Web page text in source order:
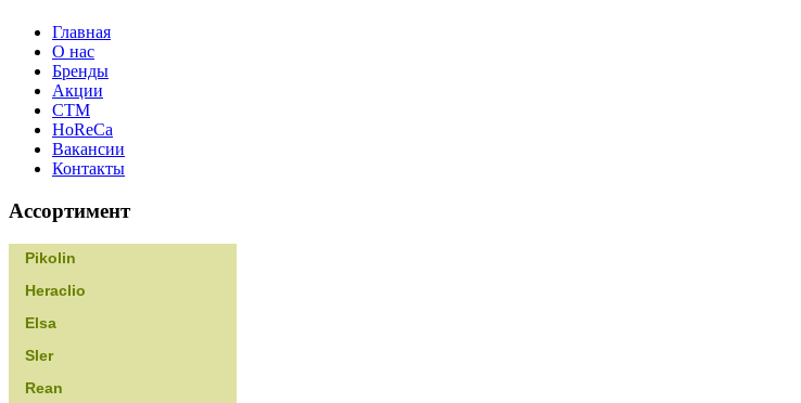
Главная
О нас
Бренды
Акции
CТМ
HoReCa
Вакансии
Контакты
Ассортимент
Pikolin
Heraclio
Elsa
Sler
Rean